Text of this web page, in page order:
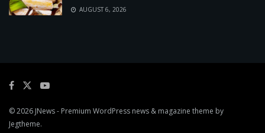
AUGUST 6, 2026
© 2026 JNews- Premium WordPress news & magazine theme by
Jegtheme.